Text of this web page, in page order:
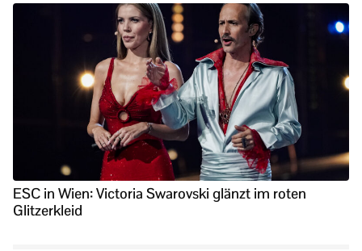
ESC in Wien: Victoria Swarovski glänzt im roten
Glitzerkleid